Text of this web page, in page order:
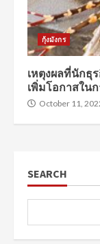
กุ้งมังกร
เหตุงผลที่นักธุ
เพิ่มโอกาสใน
October 11,
SEARCH